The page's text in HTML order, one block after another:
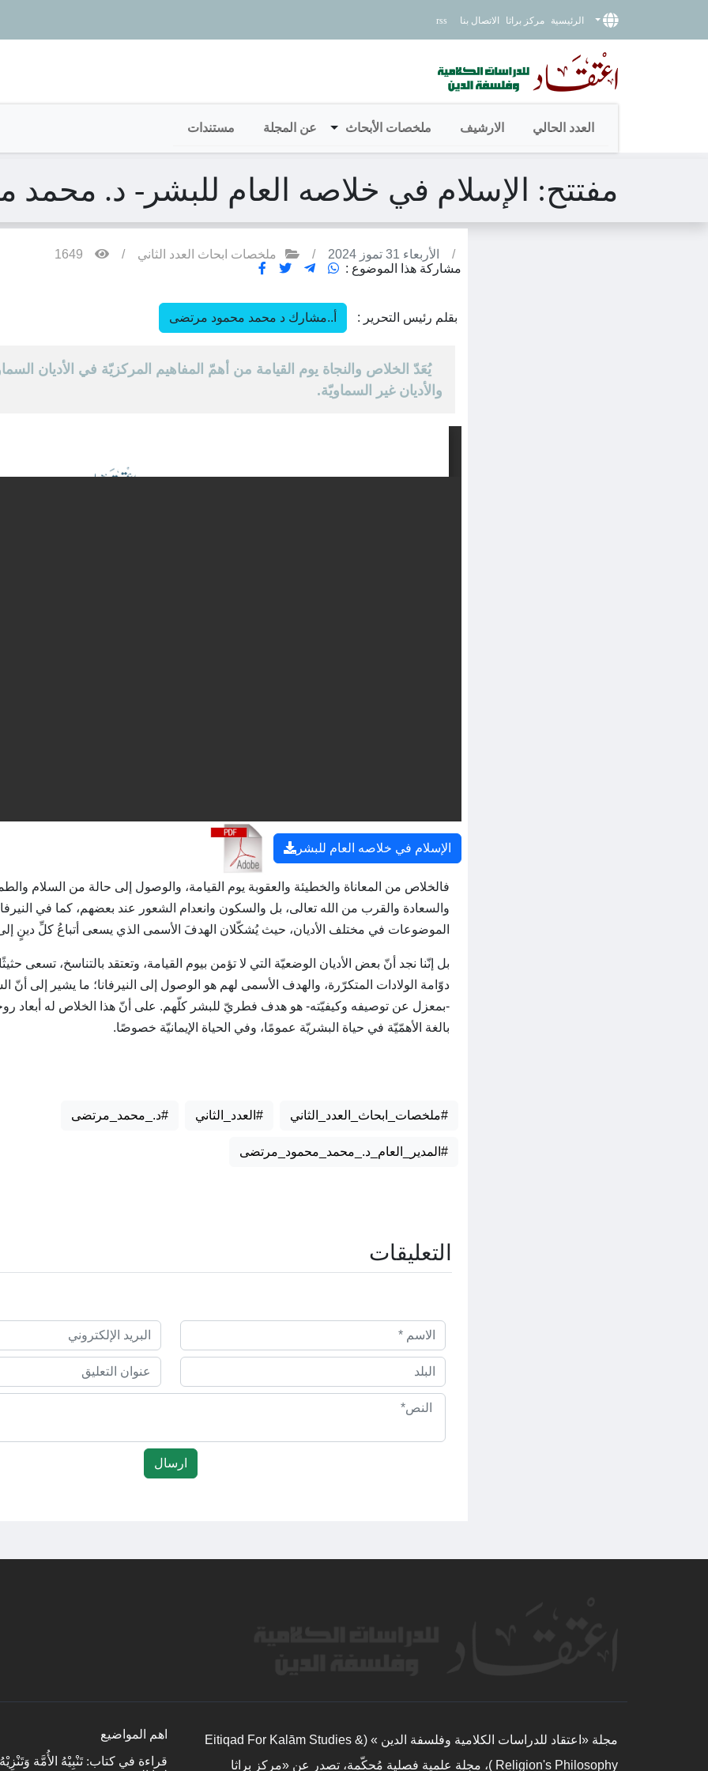
الرئيسية مركز براثا الاتصال بنا rss
العدد الحالي الارشيف ملخصات الأبحاث عن المجلة مستندات
مفتتح: الإسلام في خلاصه العام للبشر- د.
/ الأربعاء 31 تموز 2024 / ملخصات ابحاث العدد الثاني /
مشاركة هذا الموضوع :
بقلم رئيس التحرير : أ..مشارك د محمد محمود مرتضى
يُعَدّ الخلاص والنجاة يوم القيامة من أهمّ المفاهيم المركزيّة في الأديان
والأديان غير السماويّة.
الإسلام في خلاصه العام للبشر
فالخلاص من المعاناة والخطيئة والعقوبة يوم القيامة، والوصول إلى حالة من السلام
والسعادة والقرب من الله تعالى، بل والسكون وانعدام الشعور عند بعضهم، كما في
الموضوعات في مختلف الأديان، حيث يُشكّلان الهدفَ الأسمى الذي يسعى أتباعُ كلِّ دينٍ
بل إنّنا نجد أنّ بعض الأديان الوضعيّة التي لا تؤمن بيوم القيامة، وتعتقد بالتناسخ، تسعى
دوّامة الولادات المتكرّرة، والهدف الأسمى لهم هو الوصول إلى النيرفانا؛ ما يشير إلى أنّ
-بمعزل عن توصيفه وكيفيّته- هو هدف فطريّ للبشر كلّهم. على أنّ هذا الخلاص له أبعاد
بالغة الأهمّيّة في حياة البشريّة عمومًا، وفي الحياة الإيمانيّة خصوصًا.
#ملخصات_ابحاث_العدد_الثاني #العدد_الثاني #د._محمد_مرتضى
#المدير_العام_د._محمد_محمود_مرتضى
التعليقات
مجلة «اعتقاد للدراسات الكلامية وفلسفة الدين » (Eitiqad For Kalām Studies &
Religion's Philosophy )، مجلة علمية فصلية مُحكّمة، تصدر عن «مركز براثا
اهم المواضيع
قراءة في كتاب: تَنْبِيْهُ الأُمَّة